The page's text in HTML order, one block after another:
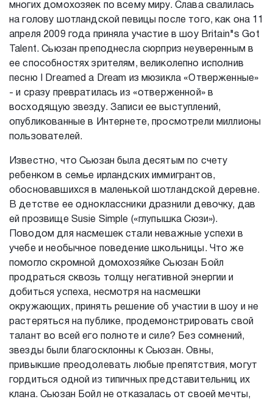
многих домохозяек по всему миру. Слава свалилась
на голову шотландской певицы после того, как она 11
апреля 2009 года приняла участие в шоу Britain"s Got
Talent. Сьюзан преподнесла сюрприз неуверенным в
ее способностях зрителям, великолепно исполнив
песню I Dreamed a Dream из мюзикла «Отверженные»
- и сразу превратилась из «отверженной» в
восходящую звезду. Записи ее выступлений,
опубликованные в Интернете, просмотрели миллионы
пользователей.
Известно, что Сьюзан была десятым по счету
ребенком в семье ирландских иммигрантов,
обосновавшихся в маленькой шотландской деревне.
В детстве ее одноклассники дразнили девочку, дав
ей прозвище Susie Simple («глупышка Сюзи»).
Поводом для насмешек стали неважные успехи в
учебе и необычное поведение школьницы. Что же
помогло скромной домохозяйке Сьюзан Бойл
продраться сквозь толщу негативной энергии и
добиться успеха, несмотря на насмешки
окружающих, принять решение об участии в шоу и не
растеряться на публике, продемонстрировать свой
талант во всей его полноте и силе? Без сомнений,
звезды были благосклонны к Сьюзан. Овны,
привыкшие преодолевать любые препятствия, могут
гордиться одной из типичных представительниц их
клана. Сьюзан Бойл не отказалась от своей мечты,